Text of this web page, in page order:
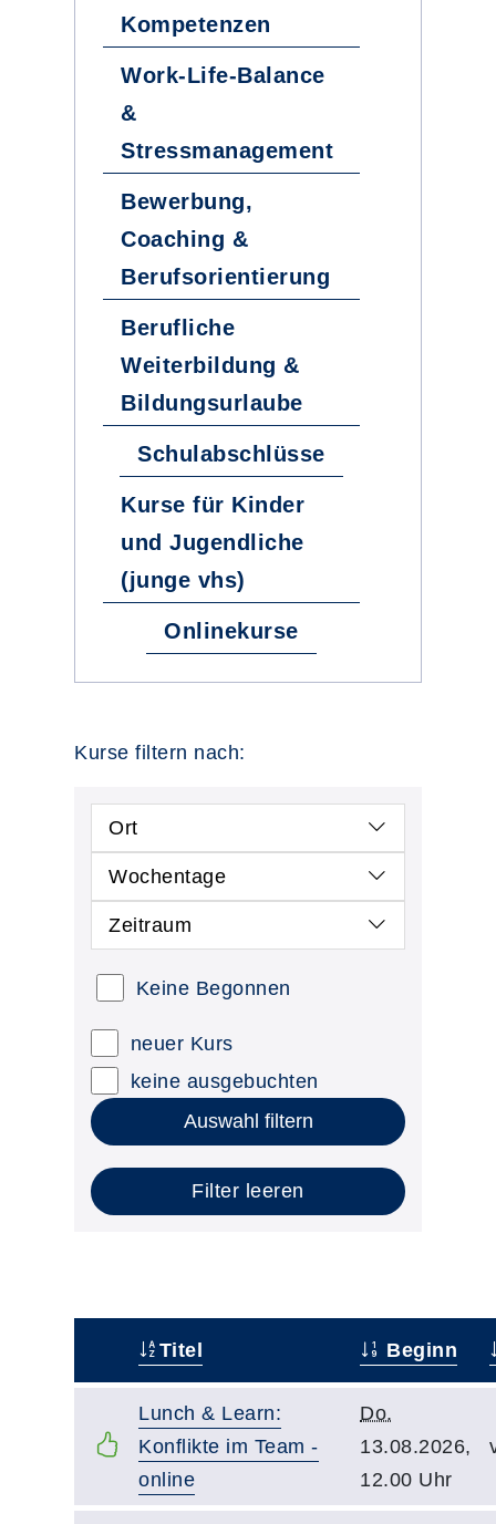
Kompetenzen
Work-Life-Balance
&
Stressmanagement
Bewerbung,
Coaching &
Berufsorientierung
Berufliche
Weiterbildung &
Bildungsurlaube
Schulabschlüsse
Kurse für Kinder
und Jugendliche
(junge vhs)
Onlinekurse
Kurse filtern nach:
Ort
Wochentage
Zeitraum
Keine Begonnen
neuer Kurs
keine ausgebuchten
Auswahl filtern
Filter leeren
Titel Beginn
Lunch & Learn:
Konflikte im Team -
online
Do.
13.08.2026,
12.00 Uhr